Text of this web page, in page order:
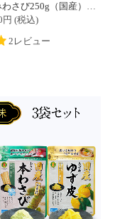
旬薬味 きざみわさび250g（国産）冷凍チャック袋
円(税込)
2レビュー